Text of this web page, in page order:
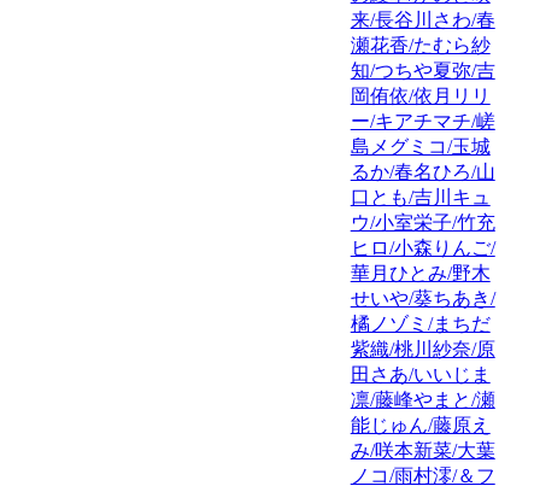
来/長谷川さわ/春
瀬花香/たむら紗
知/つちや夏弥/吉
岡侑依/依月リリ
ー/キアチマチ/嵯
島メグミコ/玉城
るか/春名ひろ/山
口とも/吉川キュ
ウ/小室栄子/竹充
ヒロ/小森りんご/
華月ひとみ/野木
せいや/葵ちあき/
橘ノゾミ/まちだ
紫織/桃川紗奈/原
田さあ/いいじま
凛/藤峰やまと/瀬
能じゅん/藤原え
み/咲本新菜/大葉
ノコ/雨村澪/＆フ